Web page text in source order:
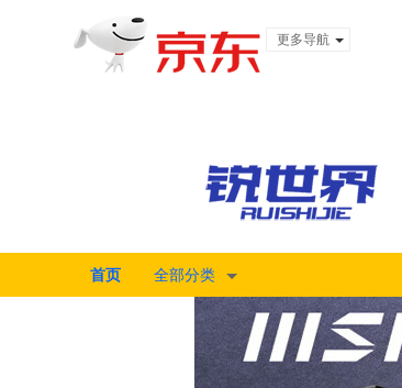
更多导航
首页 全部分类